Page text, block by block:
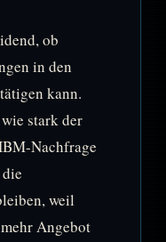
ob
in den
kann.
stark der
Nachfrage
weil
Angebot